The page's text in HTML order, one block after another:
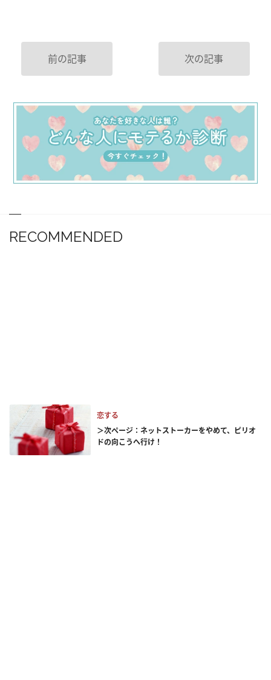
前の記事 次の記事
RECOMMENDED
恋する
＞次ページ：ネットストーカーをやめて、ピリオ
ドの向こうへ行け！